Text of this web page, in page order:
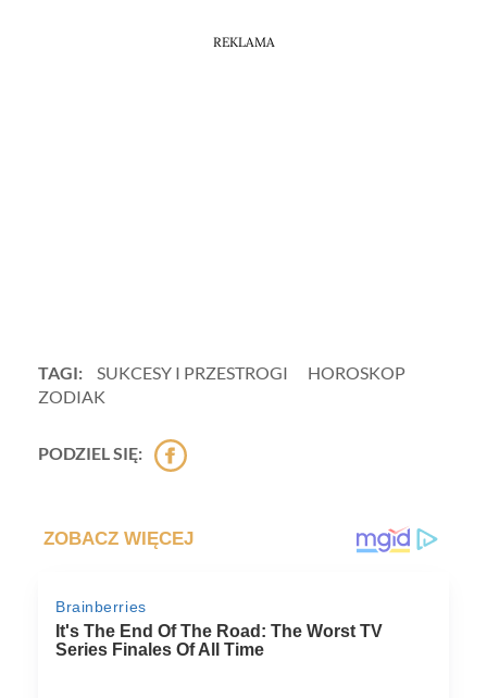
REKLAMA
TAGI: SUKCESY I PRZESTROGI
HOROSKOP
ZODIAK
PODZIEL SIĘ: